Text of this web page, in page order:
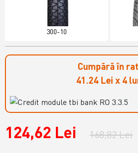
300-10
Cumpără în
41.24 Lei x 4
124,62 Lei 168,82 Lei